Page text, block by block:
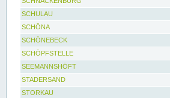
SCHULAU
SCHÖNA
SCHÖNEBECK
SCHÖPFSTELLE
SEEMANNSHÖFT
STADERSAND
STORKAU